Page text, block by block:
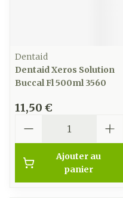
Dentaid
Dentaid Xeros Solution
Buccal Fl 500ml 3560
11,50 €
Ajouter au
panier